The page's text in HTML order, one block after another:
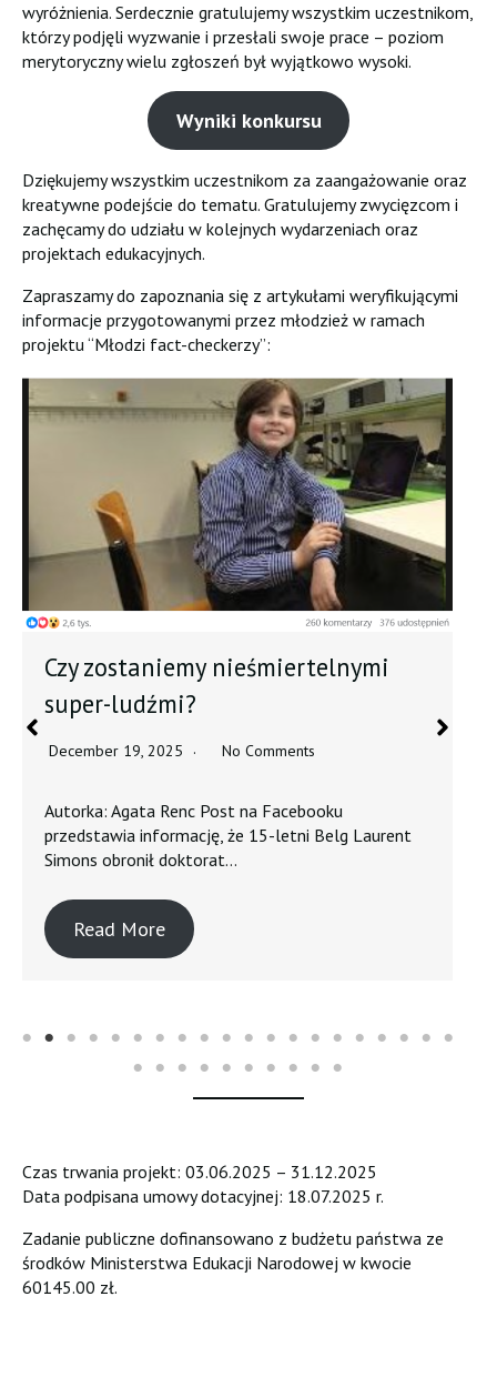
wyróżnienia. Serdecznie gratulujemy wszystkim uczestnikom,
którzy podjęli wyzwanie i przesłali swoje prace – poziom
merytoryczny wielu zgłoszeń był wyjątkowo wysoki.
Wyniki konkursu
Dziękujemy wszystkim uczestnikom za zaangażowanie oraz
kreatywne podejście do tematu. Gratulujemy zwycięzcom i
zachęcamy do udziału w kolejnych wydarzeniach oraz
projektach edukacyjnych.
Zapraszamy do zapoznania się z artykułami weryfikującymi
informacje przygotowanymi przez młodzież w ramach
projektu “Młodzi fact-checkerzy”:
Czy zostaniemy nieśmiertelnymi
super-ludźmi?
December 19, 2025 No Comments
Autorka: Agata Renc Post na Facebooku
przedstawia informację, że 15-letni Belg Laurent
Simons obronił doktorat…
Read More
Czas trwania projekt: 03.06.2025 – 31.12.2025
Data podpisana umowy dotacyjnej: 18.07.2025 r.
Zadanie publiczne dofinansowano z budżetu państwa ze
środków Ministerstwa Edukacji Narodowej w kwocie
60145.00 zł.